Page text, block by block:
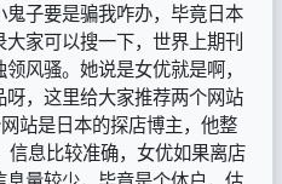
子要是骗我咋办，毕竟日本
家可以搜一下，世界上期刊
风骚。她说是女优就是啊，
，这里给大家推荐两个网站
站是日本的探店博主，他整
息比较准确，女优如果离店